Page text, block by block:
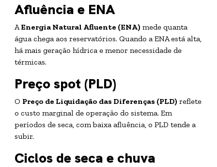
Afluência e ENA
AEnergia Natural Afluente (ENA) mede quanta
água chega aos reservatórios. Quando a ENA está alta,
há mais geração hídrica e menor necessidade de
térmicas.
Preço spot (PLD)
O Preço de Liquidação das Diferenças (PLD) reflete
o custo marginal de operação do sistema. Em
períodos de seca, com baixa afluência, o PLD tende a
subir.
Ciclos de seca e chuva